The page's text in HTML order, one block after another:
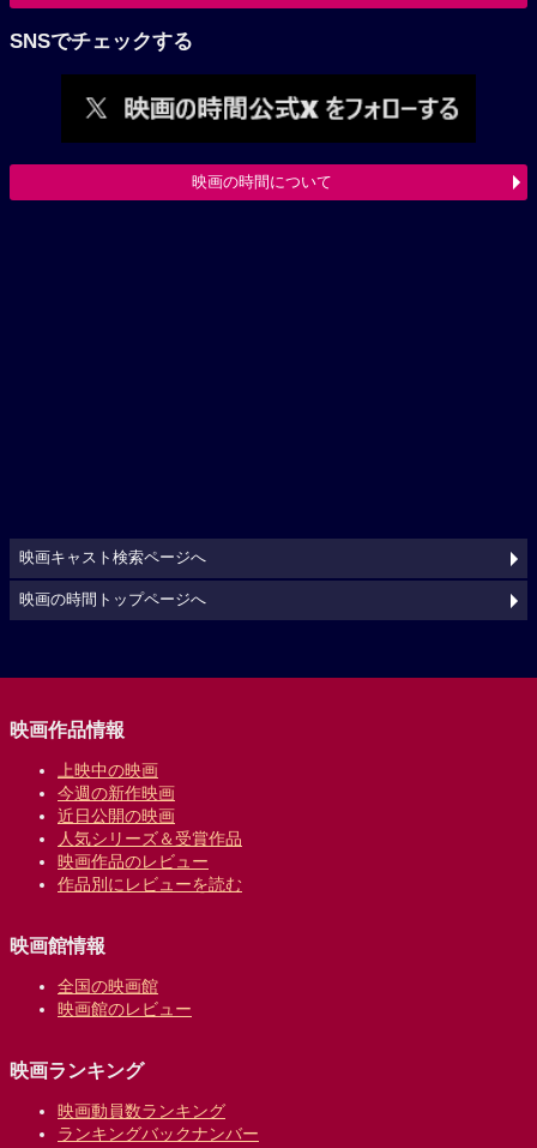
SNSでチェックする
映画の時間について
映画キャスト検索ページへ
映画の時間トップページへ
映画作品情報
上映中の映画
今週の新作映画
近日公開の映画
人気シリーズ＆受賞作品
映画作品のレビュー
作品別にレビューを読む
映画館情報
全国の映画館
映画館のレビュー
映画ランキング
映画動員数ランキング
ランキングバックナンバー